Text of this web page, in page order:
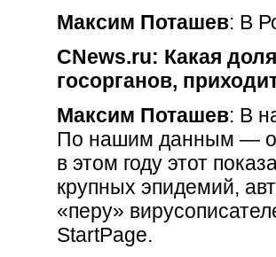
Максим Поташев: В
CNews.ru: Какая
госорганов,
Максим Поташев: В
По нашим данным —
в этом году этот
крупных эпидемий,
«перу»
StartPage.